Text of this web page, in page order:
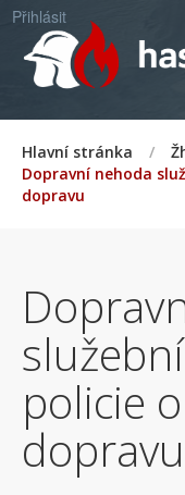
Přihlásit
Hlavní stránka /
Dopravní nehoda
dopravu
policie
dopravu